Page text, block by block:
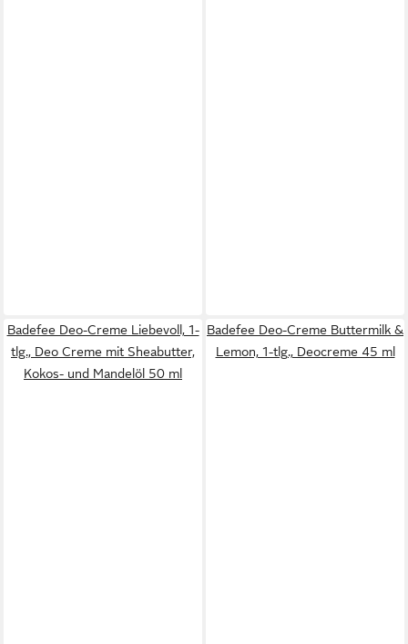
Badefee Deo-Creme Liebevoll, 1-
tlg., Deo Creme mit Sheabutter,
Kokos- und Mandelöl 50 ml
Badefee Deo-Creme Buttermilk &
Lemon, 1-tlg., Deocreme 45 ml